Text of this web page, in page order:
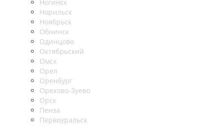
Ногинск
Норильск
Ноябрьск
Обнинск
Одинцово
Октябрьский
Омск
Орел
Оренбург
Орехово-Зуево
Орск
Пенза
Первоуральск